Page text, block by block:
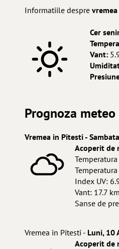
Informatiile despre
Cer
Vant:
Prognoza
Vremea in Pitesti -
Acoperit de
Index UV:
Vant: 17.7
Sanse de
Vremea in Pitesti - Luni, 10
Acoperit de